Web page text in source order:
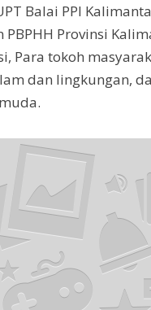
Balai PPI
PBPHH Provinsi
Para tokoh
dan lingkungan,